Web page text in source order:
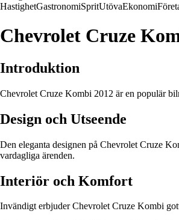
HastighetGastronomiSpritUtövaEkonomi
Chevrolet Cruze
Introduktion
Chevrolet Cruze Kombi 2012 är en populär
Design och Utseende
Den eleganta designen på Chevrolet Cruze
vardagliga ärenden.
Interiör och Komfort
Invändigt erbjuder Chevrolet Cruze Kombi